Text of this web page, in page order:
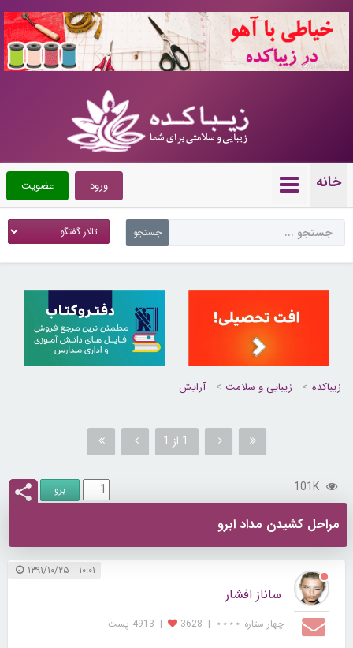
10723031
خانه عضویت ورود
زیباکده زیبایی و سلامت آرایش
1 از 1
101K
مراحل کشیدن مداد ابرو
۱۰:۰۱ ۱۳۹۱/۱۰/۲۵
ساناز افشار
چهار ستاره ⋆⋆⋆⋆ |
3628
| 4913 پست